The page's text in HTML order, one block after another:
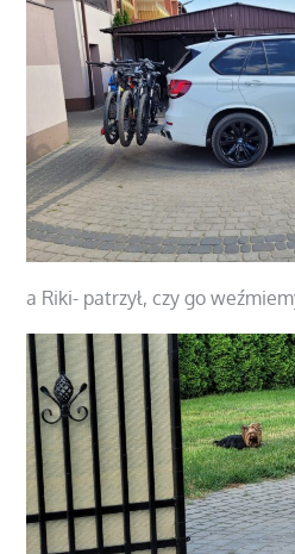
a Riki- patrzył, czy go